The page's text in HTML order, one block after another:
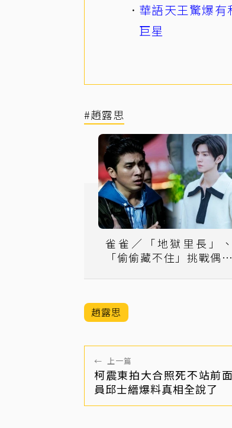
華語天王驚爆有
巨星
#趙露思
雀雀／「地獄里長」、
「偷偷藏不住」挑戰偶像
趙露思
← 上一篇
柯震東拍大合照死不站前
員邱士縉爆料真相全說了